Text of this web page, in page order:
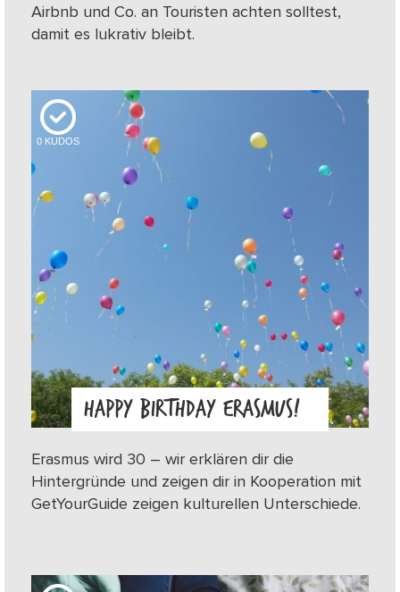
Airbnb und Co. an Touristen achten solltest,
damit es lukrativ bleibt.
0 KUDOS
HAPPY BIRTHDAY ERASMUS!
Erasmus wird 30 – wir erklären dir die
Hintergründe und zeigen dir in Kooperation mit
GetYourGuide zeigen kulturellen Unterschiede.